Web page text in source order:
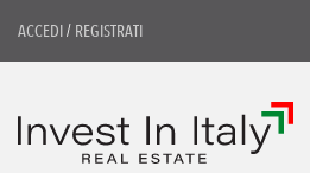
ACCEDI/ REGISTRATI